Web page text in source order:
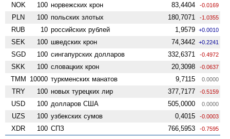
NOK 100 норвежских крон 83,4404 -0.0169
PLN 100 польских злотых 180,7071 -1.0355
RUB 10 российских рублей 1,9579 +0.0010
SEK 100 шведских крон 74,3442 +0.2241
SGD 100 сингапурских долларов 332,6371 -0.4972
SKK 100 словацких крон 20,3098 -0.0637
TMM 10000 туркменских манатов 9,7115 0.0000
TRY 100 новых турецких лир 377,7177 -0.5159
USD 100 долларов США 505,0000 0.0000
UZS 100 узбекских сумов 0,4015 -0.0003
XDR 100 СПЗ 766,5953 -0.7595